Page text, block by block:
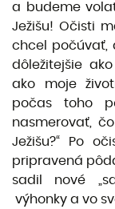
a budeme
Ježišu! Očisti
chcel počúvať,
dôležitejšie
ako moje
počas toho
nasmerovať,
Ježišu?“ Po
pripravená
sadil nové
výhonky a vo